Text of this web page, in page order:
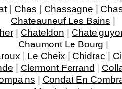
| Chas | Chassagne |
Chateauneuf Les Bains |
| Chateldon |
Chaumont Le Bourg |
| Le Cheix | Chidrac |
| Clermont Ferrand |
| Condat En